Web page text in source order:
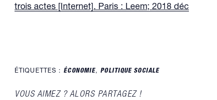
trois actes [Internet]. Paris : Leem; 2018 déc
ÉTIQUETTES :ÉCONOMIE, POLITIQUE SOCIALE
VOUS AIMEZ ? ALORS PARTAGEZ !PARTAGER